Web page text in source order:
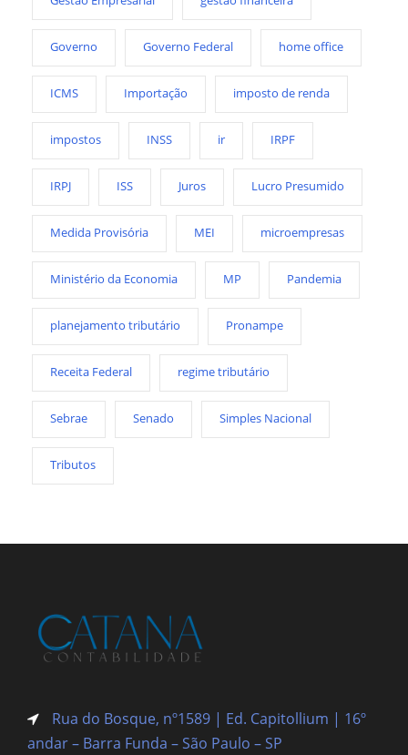
Governo Governo Federal home office
ICMS Importação imposto de renda
impostos INSS ir IRPF
IRPJ ISS Juros Lucro Presumido
Medida Provisória MEI microempresas
Ministério da Economia MP Pandemia
planejamento tributário Pronampe
Receita Federal regime tributário
Sebrae Senado Simples Nacional
Tributos
Rua do Bosque, nº1589 | Ed. Capitollium | 16º
andar – Barra Funda – São Paulo – SP